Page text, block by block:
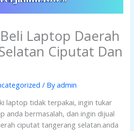
Laptop Daerah
Ciputat Dan
/ Byadmin
laptop tidak terpakai, ingin tukar
anda bermasalah, dan ingin dijual
ciputat tangerang selatan.anda